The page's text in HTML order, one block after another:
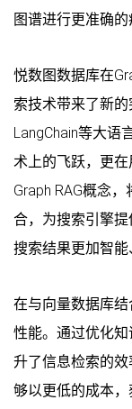
图谱进行更准确的
悦数图数据库在
索技术带来了新
LangChain等大语
术上的飞跃，更
Graph RAG概念
合，为搜索引擎
搜索结果更加智能
在与向量数据库结
性能。通过优化知
升了信息检索的
够以更低的成本